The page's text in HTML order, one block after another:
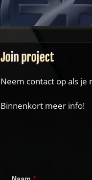
Join project
Neem contact op als
Binnenkort meer info!